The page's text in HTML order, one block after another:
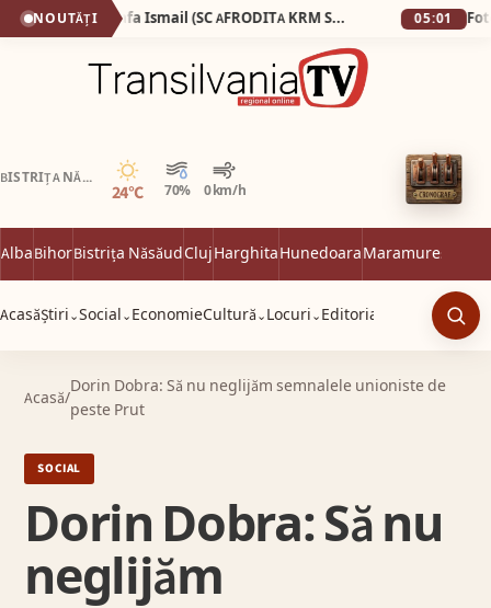
NOUTĂȚI Ginecologul Mostafa Ismail (SC AFRODITA KRM SRL), pe care fosta soție l-a surprins dezbrăcat de la brâu în jos în timp ce consulta o pacientă complet dezbrăcată, a pierdut procesul cu presa! 05:01
BISTRIȚA NĂSĂUD
24°C 70% 0 km/h
Senin
AlbaBihorBistrița NăsăudClujHarghitaHunedoaraMaramureș
AcasăȘtiri ⌄Social ⌄ EconomieCultură ⌄ Locuri ⌄ Editorial
Acasă/
Dorin Dobra: Să nu neglijăm semnalele unioniste de
peste Prut
SOCIAL
Dorin Dobra: Să nu
neglijăm